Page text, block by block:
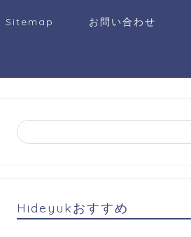
Sitemap お問い合わせ
Hideyukおすすめ